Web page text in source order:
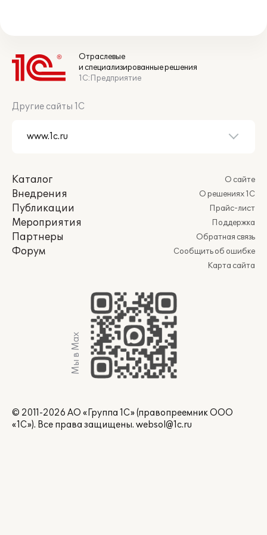
Отраслевые
и специализированные решения
1С:Предприятие
Другие сайты 1С
Каталог
Внедрения
Публикации
Мероприятия
Партнеры
Форум
О сайте
О решениях 1С
Прайс-лист
Поддержка
Обратная связь
Сообщить об ошибке
Карта сайта
Мы в Max
© 2011-2026 АО «Группа 1С» (правопреемник ООО
«1С»). Все права защищены. websol@1c.ru